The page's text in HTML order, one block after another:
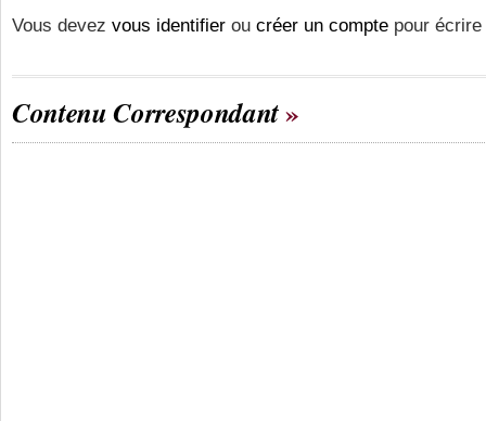
Vous devez vous identifier ou créer un compte pour
Contenu Correspondant